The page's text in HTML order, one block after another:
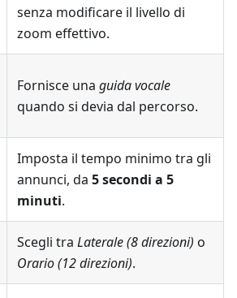
senza modificare il livello di
zoom effettivo.
Fornisce una guida vocale
quando si devia dal percorso.
Imposta il tempo minimo tra gli
annunci, da 5 secondi a 5
minuti.
Scegli tra Laterale (8 direzioni) o
Orario (12 direzioni).